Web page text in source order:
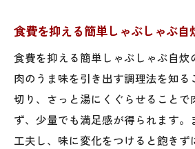
食費を抑える簡単しゃぶしゃぶ自
食費を抑える簡単しゃぶしゃぶ自炊
肉のうま味を引き出す調理法を知る
切り、さっと湯にくぐらせることで
ず、少量でも満足感が得られます。
工夫し、味に変化をつけると飽きず